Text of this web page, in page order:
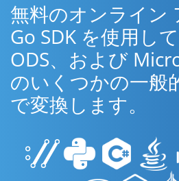
無料のオンライン
Go SDK を使用し
ODS、および
のいくつかの一般
で変換します。